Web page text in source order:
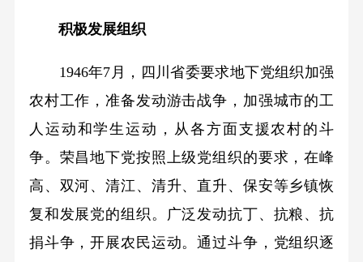
积极发展组织
1946年7月，四川省委要求地下党组织加强
农村工作，准备发动游击战争，加强城市的工
人运动和学生运动，从各方面支援农村的斗
争。荣昌地下党按照上级党组织的要求，在峰
高、双河、清江、清升、直升、保安等乡镇恢
复和发展党的组织。广泛发动抗丁、抗粮、抗
捐斗争，开展农民运动。通过斗争，党组织逐